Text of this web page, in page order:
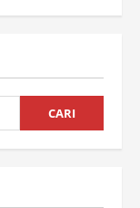
CARI